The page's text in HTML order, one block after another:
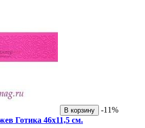
В корзину
-11%
Готика 46х11,5 см.